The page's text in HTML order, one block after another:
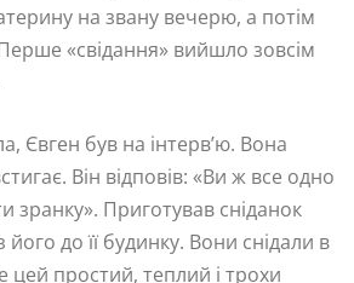
на звану вечерю, а потім
«свідання» вийшло зовсім
Євген був на інтерв’ю. Вона
Він відповів: «Ви ж все одно
зранку». Приготував сніданок
його до її будинку. Вони снідали в
простий, теплий і трохи